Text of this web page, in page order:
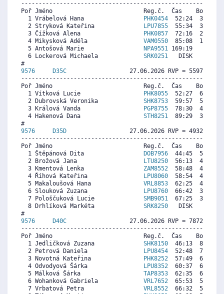
Poř Jméno                          Reg.č.  Čas    Body
  1 Vrábelová Hana
PHK0454
52:24  3382
  2 Stryková Kateřina
LPU7855
55:34  3224
  3 Čížková Alena
PHK0857
72:16  2390
  4 Mikysková Adéla
VAM0550
85:08  1748
  5 Antošová Marie
NPA9551 169:19     0
  6 Lockerová Michaela
SRK0251
DISK     0
9576
D35C
27.06.2026 RVP = 5597/
Poř Jméno                          Reg.č.  Čas    Body
  1 Vítková Lucie
PHK8055
52:27  6515
  2 Dubrovská Veronika
SHK8753
59:57  5862
  3 Králová Vanda
PGP8755
78:30  4246
  4 Hakenová Dana
STH8251
89:29  3290
9576
D35D
27.06.2026 RVP = 4932/
Poř Jméno                          Reg.č.  Čas    Body
  1 Štěpánová Dita
DOB7956
44:45  5663
  2 Brožová Jana
LTU8250
56:13  4611
  3 Kmentová Lenka
ZAM8552
58:48  4374
  4 Říhová Kateřina
LPU8060
58:54  4365
  5 Makaloušová Hana
VRL8853
62:25  4043
  6 Slouková Zuzana
LPU8760
66:42  3650
  7 Pološčuková Lucie
SMB9051
67:25  3584
  8 Drhlíková Markéta
SRK8250
DISK     0
9576
D40C
27.06.2026 RVP = 7872/
Poř Jméno                          Reg.č.  Čas    Body
  1 Jedličková Zuzana
SHK8150
46:13  8653
  2 Petrová Daniela
LPU8454
52:48  7677
  3 Novotná Kateřina
PHK8252
57:49  6933
  4 Odvodyová Šárka
LPU8352
60:37  6517
  5 Málková Šárka
TAP8353
62:35  6226
  6 Wohanková Gabriela
VRL7652
65:53  5736
  7 Vrbatová Petra
VRL8552
66:32  5640